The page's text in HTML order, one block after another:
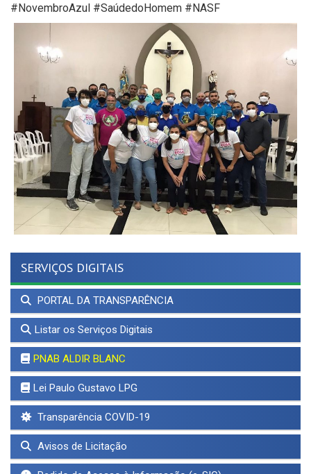
#NovembroAzul #SaúdedoHomem #NASF
SERVIÇOS DIGITAIS
PORTAL DA TRANSPARÊNCIA
Listar os Serviços Digitais
PNAB ALDIR BLANC
Lei Paulo Gustavo LPG
Transparência COVID-19
Avisos de Licitação